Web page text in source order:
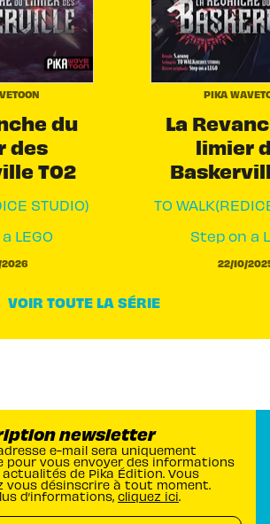
du
des
T02
STUDIO)
LEGO
PIKA
La
limier
TO
Step on a
22/10/
VOIR TOUTE LA SÉRIE
newsletter
e-mail sera uniquement
pour vous envoyer des informations
actualités de Pika Édition. Vous
vous désinscrire à tout moment.
d’informations, cliquez ici.